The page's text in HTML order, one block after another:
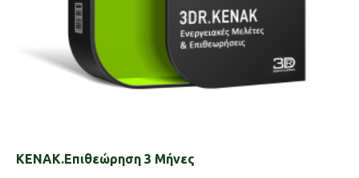
KENAK.Επιθεώρηση 3 Μήνες